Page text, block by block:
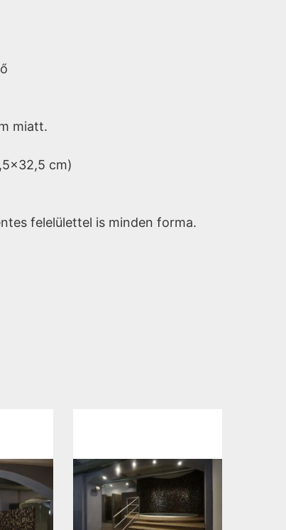
miatt.
cm)
felelülettel is minden forma.